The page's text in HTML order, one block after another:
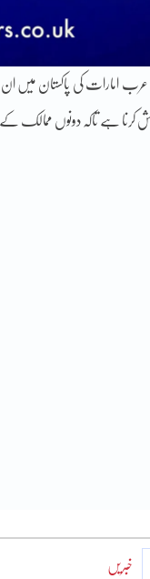
عرب امارات کی پاکستان
کرنا ہے تاکہ دونوں
خبریں